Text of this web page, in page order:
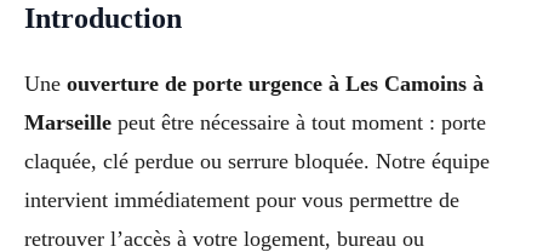
Introduction
Une ouverture de porte urgence à Les Camoins à
Marseille peut être nécessaire à tout moment : porte
claquée, clé perdue ou serrure bloquée. Notre équipe
intervient immédiatement pour vous permettre de
retrouver l’accès à votre logement, bureau ou